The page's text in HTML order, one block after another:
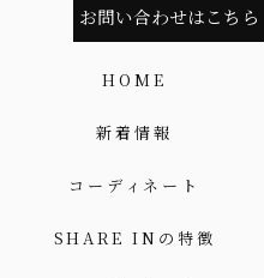
お問い合わせはこちら
HOME
新着情報
コーディネート
SHARE INの特徴